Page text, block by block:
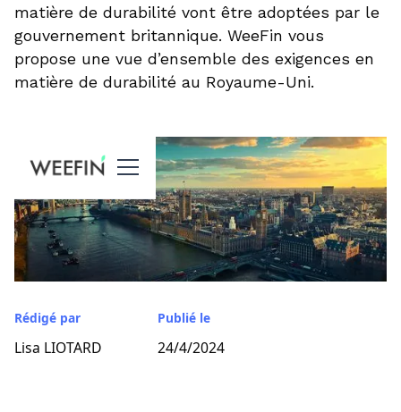
matière de durabilité vont être adoptées par le
gouvernement britannique. WeeFin vous
propose une vue d’ensemble des exigences en
matière de durabilité au Royaume-Uni.
Rédigé par
Lisa LIOTARD
Publié le
24/4/2024